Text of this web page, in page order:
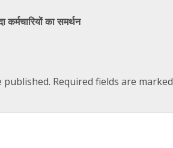
का समर्थन
published. Required fields are marked